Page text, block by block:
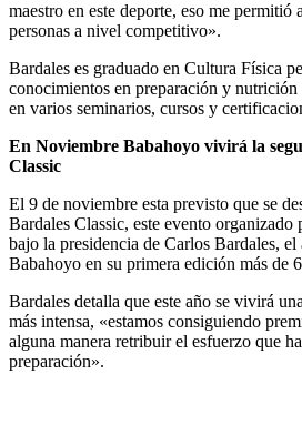
maestro en este deporte, eso me permitió
personas a nivel competitivo».
Bardales es graduado en Cultura Física
conocimientos en preparación y
en varios seminarios, cursos y
En Noviembre Babahoyo vivirá la
Classic
El 9 de noviembre esta previsto que se
Bardales Classic, este evento
bajo la presidencia de Carlos Bardales, el
Babahoyo en su primera edición más de
Bardales detalla que este año se vivirá
más intensa, «estamos consiguiendo
alguna manera retribuir el esfuerzo que
preparación».